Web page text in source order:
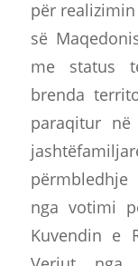
për
së
me status
brenda
paraqitur
nga votimi
Kuvendin e